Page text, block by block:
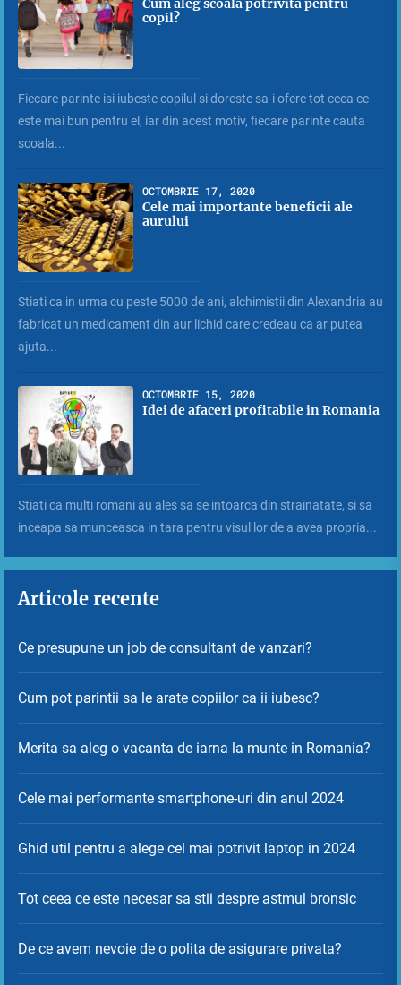
Cum aleg scoala potrivita pentru
copil?
Fiecare parinte isi iubeste copilul si doreste sa-i ofere tot ceea ce
este mai bun pentru el, iar din acest motiv, fiecare parinte cauta
scoala...
OCTOMBRIE 17, 2020
Cele mai importante beneficii ale
aurului
Stiati ca in urma cu peste 5000 de ani, alchimistii din Alexandria au
fabricat un medicament din aur lichid care credeau ca ar putea
ajuta...
OCTOMBRIE 15, 2020
Idei de afaceri profitabile in Romania
Stiati ca multi romani au ales sa se intoarca din strainatate, si sa
inceapa sa munceasca in tara pentru visul lor de a avea propria...
Articole recente
Ce presupune un job de consultant de vanzari?
Cum pot parintii sa le arate copiilor ca ii iubesc?
Merita sa aleg o vacanta de iarna la munte in Romania?
Cele mai performante smartphone-uri din anul 2024
Ghid util pentru a alege cel mai potrivit laptop in 2024
Tot ceea ce este necesar sa stii despre astmul bronsic
De ce avem nevoie de o polita de asigurare privata?